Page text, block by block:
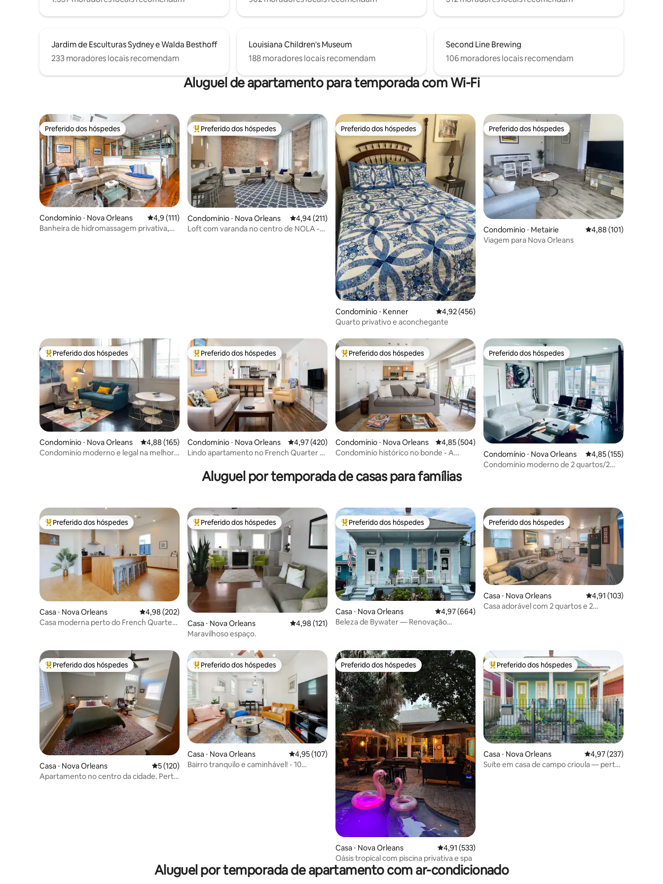
Jardim de Esculturas Sydney e Walda Besthoff
233 moradores locais recomendam
Louisiana Children's Museum
188 moradores locais recomendam
Second Line Brewing
106 moradores locais recomendam
Aluguel de apartamento para temporada com Wi-Fi
Preferido dos hóspedes
Preferido dos hóspedes
Condomínio ⋅ Nova Orleans 4,9 de uma avaliação média de 5, 111 avaliações
4,9 (111)
Banheira de hidromassagem privativa,
Entre os melhores preferidos dos hóspedes
Preferido dos hóspedes
Condomínio ⋅ Nova Orleans 4,94 de uma avaliação média de 5, 211 avaliações
4,94 (211)
Loft com varanda no centro de NOLA -
Preferido dos hóspedes
Preferido dos hóspedes
Condomínio ⋅ Kenner 4,92 de uma avaliação média de 5, 456 avaliações
4,92 (456)
Quarto privativo e aconchegante
Preferido dos hóspedes
Preferido dos hóspedes
Condomínio ⋅ Metairie 4,88 de uma avaliação
4,88 (101)
Viagem para Nova Orleans
Entre os melhores preferidos dos hóspedes
Preferido dos hóspedes
Condomínio ⋅ Nova Orleans 4,88 de uma avaliação média de 5, 165 avaliações
4,88 (165)
Condomínio moderno e legal na melhor
Entre os melhores preferidos dos hóspedes
Preferido dos hóspedes
Condomínio ⋅ Nova Orleans 4,97 de uma avaliação média de 5, 420 avaliações
4,97 (420)
Lindo apartamento no French Quarter e
Entre os melhores preferidos dos hóspedes
Preferido dos hóspedes
Condomínio ⋅ Nova Orleans 4,85 de uma avaliação média de 5, 504 avaliações
4,85 (504)
Condomínio histórico no bonde - A
Preferido dos hóspedes
Preferido dos hóspedes
Condomínio ⋅ Nova Orleans 4,85 de uma avaliação
4,85 (155)
Condomínio moderno de 2 quartos/2
Aluguel por temporada de casas para famílias
Entre os melhores preferidos dos hóspedes
Preferido dos hóspedes
Casa ⋅ Nova Orleans 4,98 de uma avaliação média de 5, 202 avaliações
4,98 (202)
Casa moderna perto do French Quarter
Entre os melhores preferidos dos hóspedes
Preferido dos hóspedes
Casa ⋅ Nova Orleans 4,98 de uma avaliação média de 5, 121 avaliações
4,98 (121)
Maravilhoso espaço.
Entre os melhores preferidos dos hóspedes
Preferido dos hóspedes
Casa ⋅ Nova Orleans 4,97 de uma avaliação média de 5, 664 avaliações
4,97 (664)
Beleza de Bywater — Renovação
Preferido dos hóspedes
Preferido dos hóspedes
Casa ⋅ Nova Orleans 4,91 de uma avaliação
4,91 (103)
Casa adorável com 2 quartos e 2
Entre os melhores preferidos dos hóspedes
Preferido dos hóspedes
Casa ⋅ Nova Orleans 5 de uma avaliação média de 5, 120 avaliações
5 (120)
Apartamento no centro da cidade. Perto
Entre os melhores preferidos dos hóspedes
Preferido dos hóspedes
Casa ⋅ Nova Orleans 4,95 de uma avaliação média de 5, 107 avaliações
4,95 (107)
Bairro tranquilo e caminhável! - 10
Preferido dos hóspedes
Preferido dos hóspedes
Casa ⋅ Nova Orleans 4,91 de uma avaliação média de 5, 533 avaliações
4,91 (533)
Oásis tropical com piscina privativa e spa
Entre os melhores preferidos dos hóspedes
Preferido dos hóspedes
Casa ⋅ Nova Orleans 4,97 de uma avaliação
4,97 (237)
Suíte em casa de campo crioula — perto
Aluguel por temporada de apartamento com ar-condicionado